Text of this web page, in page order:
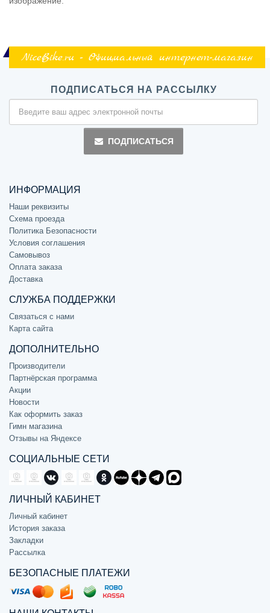
NiceBike.ru - Официальный интернет-магазин
ПОДПИСАТЬСЯ НА РАССЫЛКУ
ПОДПИСАТЬСЯ
ИНФОРМАЦИЯ
Наши реквизиты
Схема проезда
Политика Безопасности
Условия соглашения
Самовывоз
Оплата заказа
Доставка
СЛУЖБА ПОДДЕРЖКИ
Связаться с нами
Карта сайта
ДОПОЛНИТЕЛЬНО
Производители
Партнёрская программа
Акции
Новости
Как оформить заказ
Гимн магазина
Отзывы на Яндексе
СОЦИАЛЬНЫЕ СЕТИ
ЛИЧНЫЙ КАБИНЕТ
Личный кабинет
История заказа
Закладки
Рассылка
БЕЗОПАСНЫЕ ПЛАТЕЖИ